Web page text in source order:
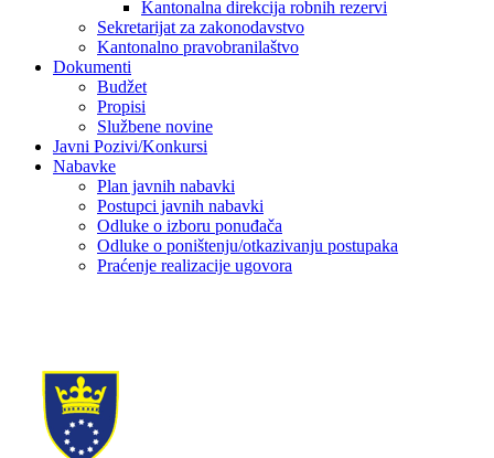
Kantonalna direkcija robnih rezervi
Sekretarijat za zakonodavstvo
Kantonalno pravobranilaštvo
Dokumenti
Budžet
Propisi
Službene novine
Javni Pozivi/Konkursi
Nabavke
Plan javnih nabavki
Postupci javnih nabavki
Odluke o izboru ponuđača
Odluke o poništenju/otkazivanju postupaka
Praćenje realizacije ugovora